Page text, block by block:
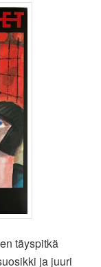
täyspitkä
ja juuri